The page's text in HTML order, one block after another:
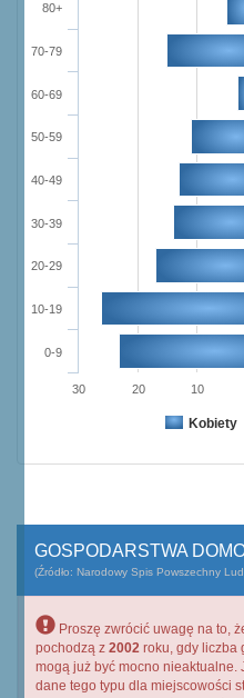
Kobiety
0-9
10-19
20-29
30-39
40-49
50-59
60-69
70-79
80+
30 20 10
GOSPODARSTWA
(Źródło: Narodowy Spis Powszechny
Proszę zwrócić uwagę na to,
pochodzą z 2002 roku, gdy liczba
mogą już być mocno nieaktualne.
dane tego typu dla miejscowości